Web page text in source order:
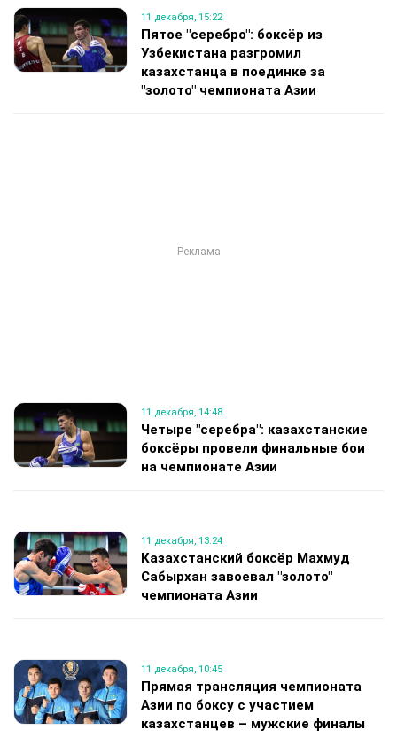
11 декабря, 15:22
Пятое "серебро": боксёр из
Узбекистана разгромил
казахстанца в поединке за
"золото" чемпионата Азии
11 декабря, 14:48
Четыре "серебра": казахстанские
боксёры провели финальные бои
на чемпионате Азии
11 декабря, 13:24
Казахстанский боксёр Махмуд
Сабырхан завоевал "золото"
чемпионата Азии
11 декабря, 10:45
Прямая трансляция чемпионата
Азии по боксу с участием
казахстанцев – мужские финалы